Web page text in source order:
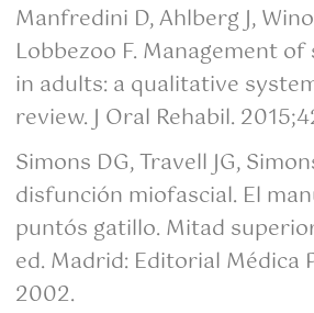
Manfredini D, Ahlberg J,
Lobbezoo F. Management
in adults: a qualitative
review. J Oral Rehabil.
Simons DG, Travell JG,
disfunción miofascial. El
puntós gatillo. Mitad
ed. Madrid: Editorial Médica
2002.